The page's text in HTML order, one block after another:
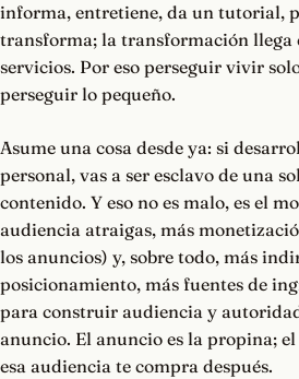
informa, entretiene, da un tutorial,
transforma; la transformación llega
servicios. Por eso perseguir vivir
perseguir lo pequeño.
Asume una cosa desde ya: si
personal, vas a ser esclavo de una
contenido. Y eso no es malo, es el
audiencia atraigas, más
los anuncios) y, sobre todo, más
posicionamiento, más fuentes de
para construir audiencia y
anuncio. El anuncio es la propina; el
esa audiencia te compra después.